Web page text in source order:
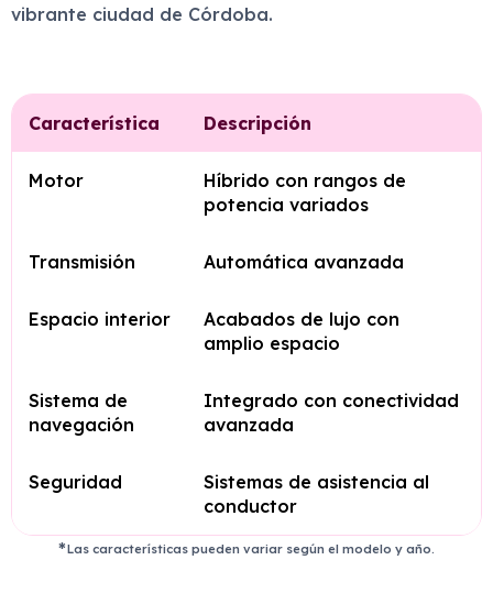
vibrante ciudad de Córdoba.
Característica Descripción
Motor
Híbrido con rangos de
potencia variados
Transmisión Automática avanzada
Espacio interior
Acabados de lujo con
amplio espacio
Sistema de
navegación
Integrado con conectividad
avanzada
Seguridad
Sistemas de asistencia al
conductor
Las características pueden variar según el modelo y año.